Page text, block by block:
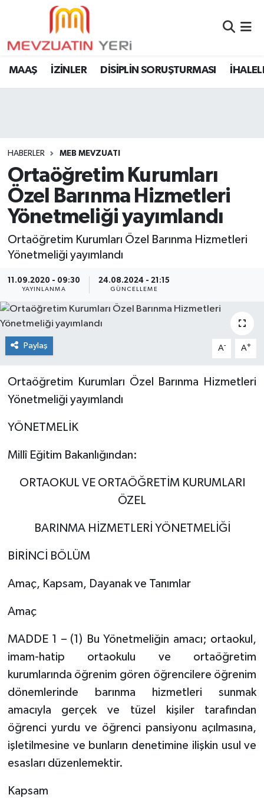
MAAŞ İZİNLER DİSİPLİN SORUŞTURMASI
HABERLER MEB MEVZUATI
Ortaöğretim Kurumları
Özel Barınma Hizmetleri
Yönetmeliği yayımlandı
Ortaöğretim Kurumları Özel Barınma Hizmetleri
Yönetmeliği yayımlandı
11.09.2020 - 09:30
YAYINLANMA
24.08.2024 - 21:15
GÜNCELLEME
Paylaş A- A+
Ortaöğretim Kurumları Özel Barınma Hizmetleri
Yönetmeliği yayımlandı
YÖNETMELİK
Millî Eğitim Bakanlığından:
ORTAOKUL VE ORTAÖĞRETİM KURUMLARI
ÖZEL
BARINMA HİZMETLERİ YÖNETMELİĞİ
BİRİNCİ BÖLÜM
Amaç, Kapsam, Dayanak ve Tanımlar
Amaç
MADDE 1 – (1) Bu Yönetmeliğin amacı; ortaokul,
imam-hatip ortaokulu ve ortaöğretim
kurumlarında öğrenim gören öğrencilere öğrenim
dönemlerinde barınma hizmetleri sunmak
amacıyla gerçek ve tüzel kişiler tarafından
öğrenci yurdu ve öğrenci pansiyonu açılmasına,
işletilmesine ve bunların denetimine ilişkin usul ve
esasları düzenlemektir.
Kapsam